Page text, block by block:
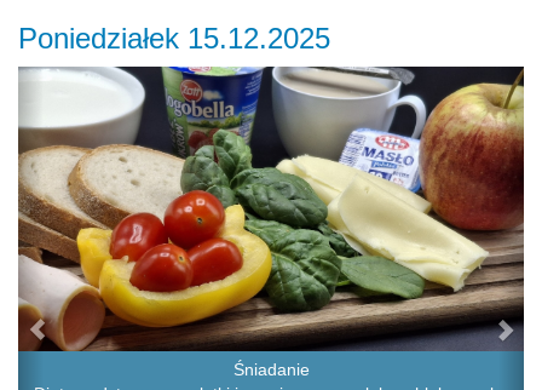
Poniedziałek 15.12.2025
Śniadanie
Previous